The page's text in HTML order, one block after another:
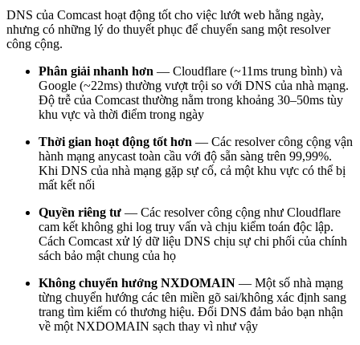
DNS của Comcast hoạt động tốt cho việc lướt web hằng ngày,
nhưng có những lý do thuyết phục để chuyển sang một resolver
công cộng.
Phân giải nhanh hơn — Cloudflare (~11ms trung bình) và
Google (~22ms) thường vượt trội so với DNS của nhà mạng.
Độ trễ của Comcast thường nằm trong khoảng 30–50ms tùy
khu vực và thời điểm trong ngày
Thời gian hoạt động tốt hơn — Các resolver công cộng vận
hành mạng anycast toàn cầu với độ sẵn sàng trên 99,99%.
Khi DNS của nhà mạng gặp sự cố, cả một khu vực có thể bị
mất kết nối
Quyền riêng tư — Các resolver công cộng như Cloudflare
cam kết không ghi log truy vấn và chịu kiểm toán độc lập.
Cách Comcast xử lý dữ liệu DNS chịu sự chi phối của chính
sách bảo mật chung của họ
Không chuyển hướng NXDOMAIN — Một số nhà mạng
từng chuyển hướng các tên miền gõ sai/không xác định sang
trang tìm kiếm có thương hiệu. Đổi DNS đảm bảo bạn nhận
về một NXDOMAIN sạch thay vì như vậy